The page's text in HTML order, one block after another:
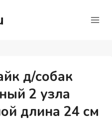
д/собак
2 узла
длина 24 см